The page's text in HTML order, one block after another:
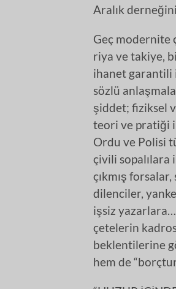
Aralık
Geç modernite
riya ve takiye,
ihanet garantili
sözlü
şiddet; fiziksel
teori ve pratiği
Ordu ve Polisi
çivili sopalılara
çıkmış
dilenciler,
işsiz
çetelerin
beklentilerine
hem de